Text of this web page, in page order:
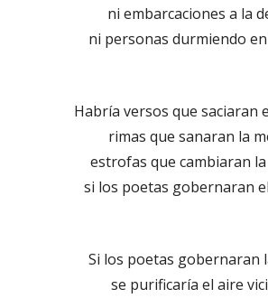
ni embarcaciones a la
ni personas durmiendo
Habría versos que saciaran
rimas que sanaran la
estrofas que cambiaran
si los poetas gobernaran
Si los poetas gobernaran
se purificaría el aire